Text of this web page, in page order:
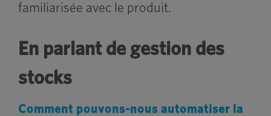
familiarisée avec le produit.
En parlant de gestion des
stocks
Comment pouvons-nous automatiser la